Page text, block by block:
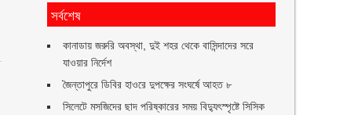
সর্বশেষ
কানাডায় জরুরি অবস্থা, দুই শহর থেকে বাসিন্দাদের সরে
যাওয়ার নির্দেশ
জৈন্তাপুরে ডিবির হাওরে দুপক্ষের সংঘর্ষে আহত ৮
সিলেটে মসজিদের ছাদ পরিষ্কারের সময় বিদ্যুৎস্পৃষ্টে সিসিক